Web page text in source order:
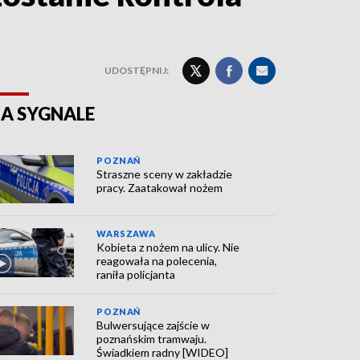
UDOSTĘPNIJ:
SYGNALE
POZNAŃ
Straszne sceny w zakładzie
pracy. Zaatakował nożem
WARSZAWA
Kobieta z nożem na ulicy. Nie
reagowała na polecenia,
raniła policjanta
POZNAŃ
Bulwersujące zajście w
poznańskim tramwaju.
Świadkiem radny [WIDEO]